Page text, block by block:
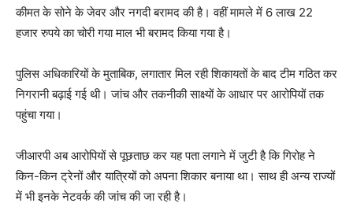
कीमत के सोने के जेवर और नगदी बरामद की है। वहीं मामले में 6 लाख 22
हजार रुपये का चोरी गया माल भी बरामद किया गया है।
पुलिस अधिकारियों के मुताबिक, लगातार मिल रही शिकायतों के बाद टीम गठित कर
निगरानी बढ़ाई गई थी। जांच और तकनीकी साक्ष्यों के आधार पर आरोपियों तक
पहुंचा गया।
जीआरपी अब आरोपियों से पूछताछ कर यह पता लगाने में जुटी है कि गिरोह ने
किन-किन ट्रेनों और यात्रियों को अपना शिकार बनाया था। साथ ही अन्य राज्यों
में भी इनके नेटवर्क की जांच की जा रही है।